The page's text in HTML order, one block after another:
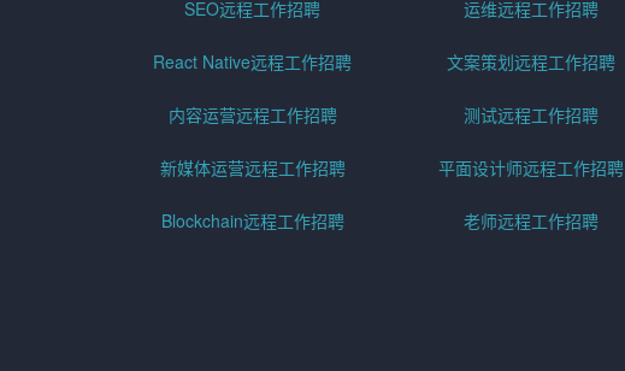
SEO远程工作招聘 运维远程工作招聘
React Native远程工作招聘 文案策划远程工作招聘
内容运营远程工作招聘 测试远程工作招聘
新媒体运营远程工作招聘 平面设计师远程工作招聘
Blockchain远程工作招聘 老师远程工作招聘